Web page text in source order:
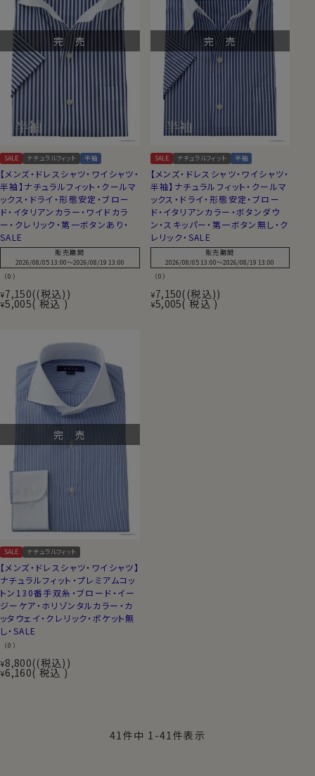
完 売
SALE ナチュラルフィット 半袖
【メンズ・ドレスシャツ・ワイシャツ・
半袖】ナチュラルフィット・クールマ
ックス・ドライ・形態安定・ブロー
ド・イタリアンカラー・ワイドカラ
ー・クレリック・第一ボタンあり・
SALE
販売期間
2026/08/05 13:00〜2026/08/19 13:00
（0）
¥7,150 (税込)
¥5,005 税込
完 売
SALE ナチュラルフィット 半袖
【メンズ・ドレスシャツ・ワイシャツ・
半袖】ナチュラルフィット・クールマ
ックス・ドライ・形態安定・ブロー
ド・イタリアンカラー・ボタンダウ
ン・スキッパー・第一ボタン無し・ク
レリック・SALE
販売期間
2026/08/05 13:00〜2026/08/19 13:00
（0）
¥7,150 (税込)
¥5,005 税込
完 売
SALE ナチュラルフィット
【メンズ・ドレスシャツ・ワイシャツ】
ナチュラルフィット・プレミアムコッ
トン130番手双糸・ブロード・イー
ジーケア・ホリゾンタルカラー・カ
ッタウェイ・クレリック・ポケット無
し・SALE
（0）
¥8,800 (税込)
¥6,160 税込
41件中 1 -41件表示